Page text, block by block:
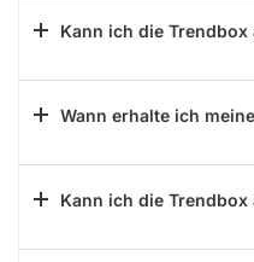
Kann ich die
Wann erhalte ich
Kann ich die